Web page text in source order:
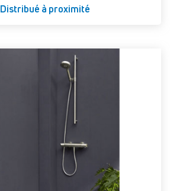
Distribué à proximité